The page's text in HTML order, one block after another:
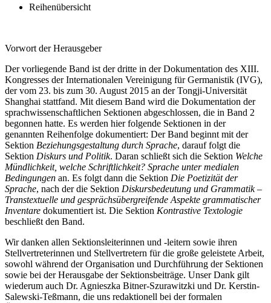
Reihenübersicht
Vorwort der Herausgeber
Der vorliegende Band ist der dritte in der Dokumentation des XIII.
Kongresses der Internationalen Vereinigung für Germanistik (IVG),
der vom 23. bis zum 30. August 2015 an der Tongji-Universität
Shanghai stattfand. Mit diesem Band wird die Dokumentation der
sprachwissenschaftlichen Sektionen abgeschlossen, die in Band 2
begonnen hatte. Es werden hier folgende Sektionen in der
genannten Reihenfolge dokumentiert: Der Band beginnt mit der
Sektion Beziehungsgestaltung durch Sprache, darauf folgt die
Sektion Diskurs und Politik. Daran schließt sich die Sektion Welche
Mündlichkeit, welche Schriftlichkeit? Sprache unter medialen
Bedingungen an. Es folgt dann die Sektion Die Poetizität der
Sprache, nach der die Sektion Diskursbedeutung und Grammatik–
Transtextuelle und gesprächsübergreifende Aspekte grammatischer
Inventare dokumentiert ist. Die Sektion Kontrastive Textologie
beschließt den Band.
Wir danken allen Sektionsleiterinnen und -leitern sowie ihren
Stellvertreterinnen und Stellvertretern für die große geleistete Arbeit,
sowohl während der Organisation und Durchführung der Sektionen
sowie bei der Herausgabe der Sektionsbeiträge. Unser Dank gilt
wiederum auch Dr. Agnieszka Bitner-Szurawitzki und Dr. Kerstin-
Salewski-Teßmann, die uns redaktionell bei der formalen